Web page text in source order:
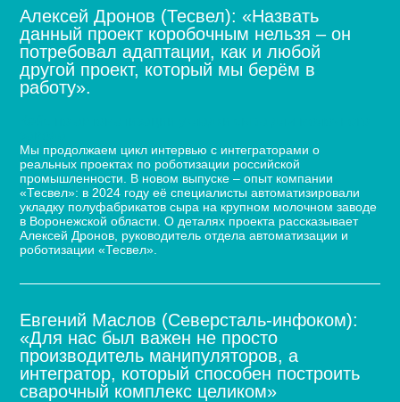
Алексей Дронов (Тесвел): «Назвать
данный проект коробочным нельзя – он
потребовал адаптации, как и любой
другой проект, который мы берём в
работу».
Мы продолжаем цикл интервью с интеграторами о
реальных проектах по роботизации российской
промышленности. В новом выпуске – опыт компании
«Тесвел»: в 2024 году её специалисты автоматизировали
укладку полуфабрикатов сыра на крупном молочном заводе
в Воронежской области. О деталях проекта рассказывает
Алексей Дронов, руководитель отдела автоматизации и
роботизации «Тесвел».
Евгений Маслов (Северсталь-инфоком):
«Для нас был важен не просто
производитель манипуляторов, а
интегратор, который способен построить
сварочный комплекс целиком»